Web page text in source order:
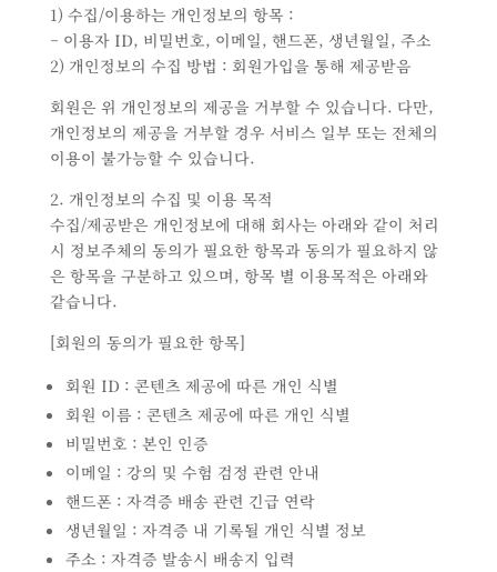
1) 수집/이용하는 개인정보의 항목 :
– 이용자 ID, 비밀번호, 이메일, 핸드폰, 생년월일, 주소
2) 개인정보의 수집 방법 : 회원가입을 통해 제공받음
회원은 위 개인정보의 제공을 거부할 수 있습니다. 다만,
개인정보의 제공을 거부할 경우 서비스 일부 또는 전체의
이용이 불가능할 수 있습니다.
2. 개인정보의 수집 및 이용 목적
수집/제공받은 개인정보에 대해 회사는 아래와 같이 처리
시 정보주체의 동의가 필요한 항목과 동의가 필요하지 않
은 항목을 구분하고 있으며, 항목 별 이용목적은 아래와
같습니다.
[회원의 동의가 필요한 항목]
회원 ID : 콘텐츠 제공에 따른 개인 식별
회원 이름 : 콘텐츠 제공에 따른 개인 식별
비밀번호 : 본인 인증
이메일 : 강의 및 수험 검정 관련 안내
핸드폰 : 자격증 배송 관련 긴급 연락
생년월일 : 자격증 내 기록될 개인 식별 정보
주소 : 자격증 발송시 배송지 입력